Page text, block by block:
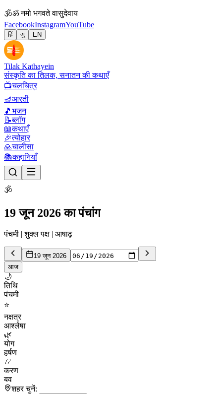
🕉ॐ नमो भगवते वासुदेवाय
FacebookInstagramYouTube
हिं ગુ EN
Tilak Kathayein
संस्कृति का तिलक, सनातन की कथाएँ
📺चलचित्र
🪔आरती
🎵 भजन
📝ब्लॉग
📖कथाएँ
🎉त्योहार
🙏चालीसा
📚कहानियाँ
🕉
19 जून 2026 का पंचांग
पंचमी | शुक्ल पक्ष | आषाढ़
19 जून 2026
आज
🌙
तिथि
पंचमी
⭐
नक्षत्र
आश्लेषा
🌿
योग
हर्षण
📿
करण
बव
शहर चुनें: